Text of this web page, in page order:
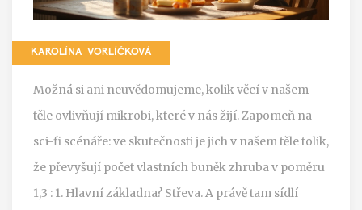
KAROLÍNA VORLÍČKOVÁ
Možná si ani neuvědomujeme, kolik věcí v našem
těle ovlivňují mikrobi, které v nás žijí. Zapomeň na
sci-fi scénáře: ve skutečnosti je jich v našem těle tolik,
že převyšují počet vlastních buněk zhruba v poměru
1,3 : 1. Hlavní základna? Střeva. A právě tam sídlí